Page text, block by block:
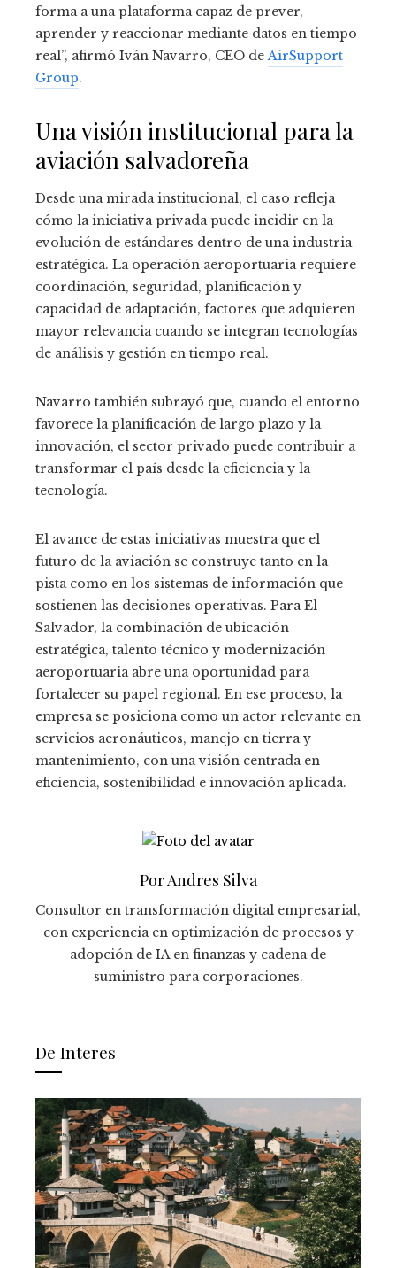
forma a una plataforma capaz de prever,
aprender y reaccionar mediante datos en tiempo
real”, afirmó Iván Navarro, CEO deAirSupport
Group.
Una visión institucional para la
aviación salvadoreña
Desde una mirada institucional, el caso refleja
cómo la iniciativa privada puede incidir en la
evolución de estándares dentro de una industria
estratégica. La operación aeroportuaria requiere
coordinación, seguridad, planificación y
capacidad de adaptación, factores que adquieren
mayor relevancia cuando se integran tecnologías
de análisis y gestión en tiempo real.
Navarro también subrayó que, cuando el entorno
favorece la planificación de largo plazo y la
innovación, el sector privado puede contribuir a
transformar el país desde la eficiencia y la
tecnología.
El avance de estas iniciativas muestra que el
futuro de la aviación se construye tanto en la
pista como en los sistemas de información que
sostienen las decisiones operativas. Para El
Salvador, la combinación de ubicación
estratégica, talento técnico y modernización
aeroportuaria abre una oportunidad para
fortalecer su papel regional. En ese proceso, la
empresa se posiciona como un actor relevante en
servicios aeronáuticos, manejo en tierra y
mantenimiento, con una visión centrada en
eficiencia, sostenibilidad e innovación aplicada.
Por Andres Silva
Consultor en transformación digital empresarial,
con experiencia en optimización de procesos y
adopción de IA en finanzas y cadena de
suministro para corporaciones.
De Interes